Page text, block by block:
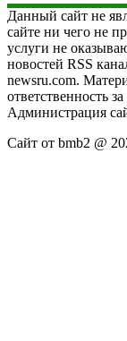
Данный сайт не
сайте ни чего не
услуги не
новостей RSS
newsru.com.
ответственность
Администрация
Сайт от bmb2 @